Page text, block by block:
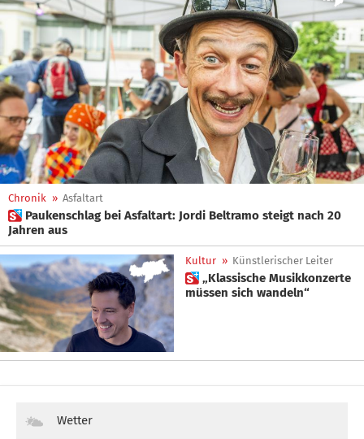
Chronik » Asfaltart
 Paukenschlag bei Asfaltart: Jordi Beltramo steigt nach 20
Jahren aus
Kultur » Künstlerischer Leiter
 „Klassische Musikkonzerte
müssen sich wandeln“
Wetter